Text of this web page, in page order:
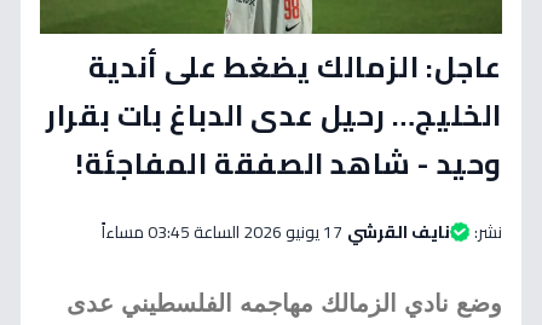
عاجل: الزمالك يضغط على أندية
الخليج… رحيل عدى الدباغ بات بقرار
وحيد - شاهد الصفقة المفاجئة!
نشر: نايف القرشي 17 يونيو 2026 الساعة 03:45 مساءاً
وضع نادي الزمالك مهاجمه الفلسطيني عدى